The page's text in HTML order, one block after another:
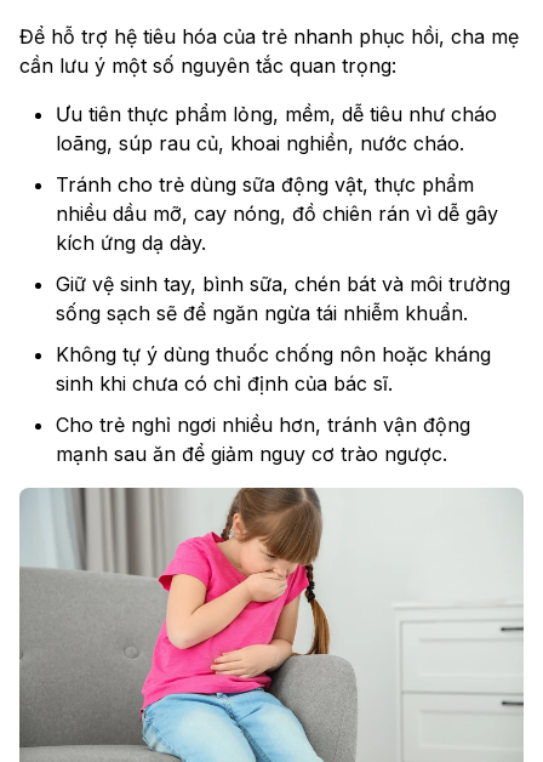
Để hỗ trợ hệ tiêu hóa của trẻ nhanh phục hồi, cha mẹ
cần lưu ý một số nguyên tắc quan trọng:
Ưu tiên thực phẩm lỏng, mềm, dễ tiêu như cháo
loãng, súp rau củ, khoai nghiền, nước cháo.
Tránh cho trẻ dùng sữa động vật, thực phẩm
nhiều dầu mỡ, cay nóng, đồ chiên rán vì dễ gây
kích ứng dạ dày.
Giữ vệ sinh tay, bình sữa, chén bát và môi trường
sống sạch sẽ để ngăn ngừa tái nhiễm khuẩn.
Không tự ý dùng thuốc chống nôn hoặc kháng
sinh khi chưa có chỉ định của bác sĩ.
Cho trẻ nghỉ ngơi nhiều hơn, tránh vận động
mạnh sau ăn để giảm nguy cơ trào ngược.